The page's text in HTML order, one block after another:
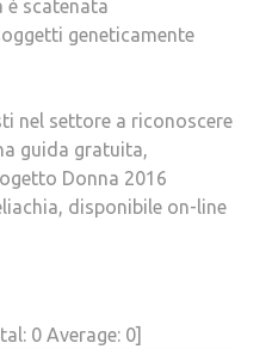
è scatenata
geneticamente
nel settore a riconoscere
guida gratuita,
Donna 2016
disponibile on-line
0 Average: 0]